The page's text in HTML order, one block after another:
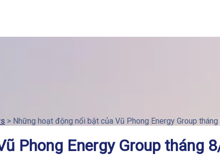
> Những hoạt động nổi bật của Vũ Phong Energy Group
Phong Energy Group tháng